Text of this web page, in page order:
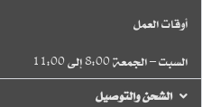
أوقات العمل
السبت – الجمعة 8:00 إلى 11:00
الشحن والتوصيل